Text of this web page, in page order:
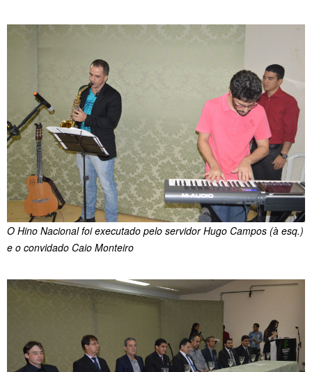
O Hino Nacional foi executado pelo servidor Hugo Campos (à esq.)
e o convidado Caio Monteiro